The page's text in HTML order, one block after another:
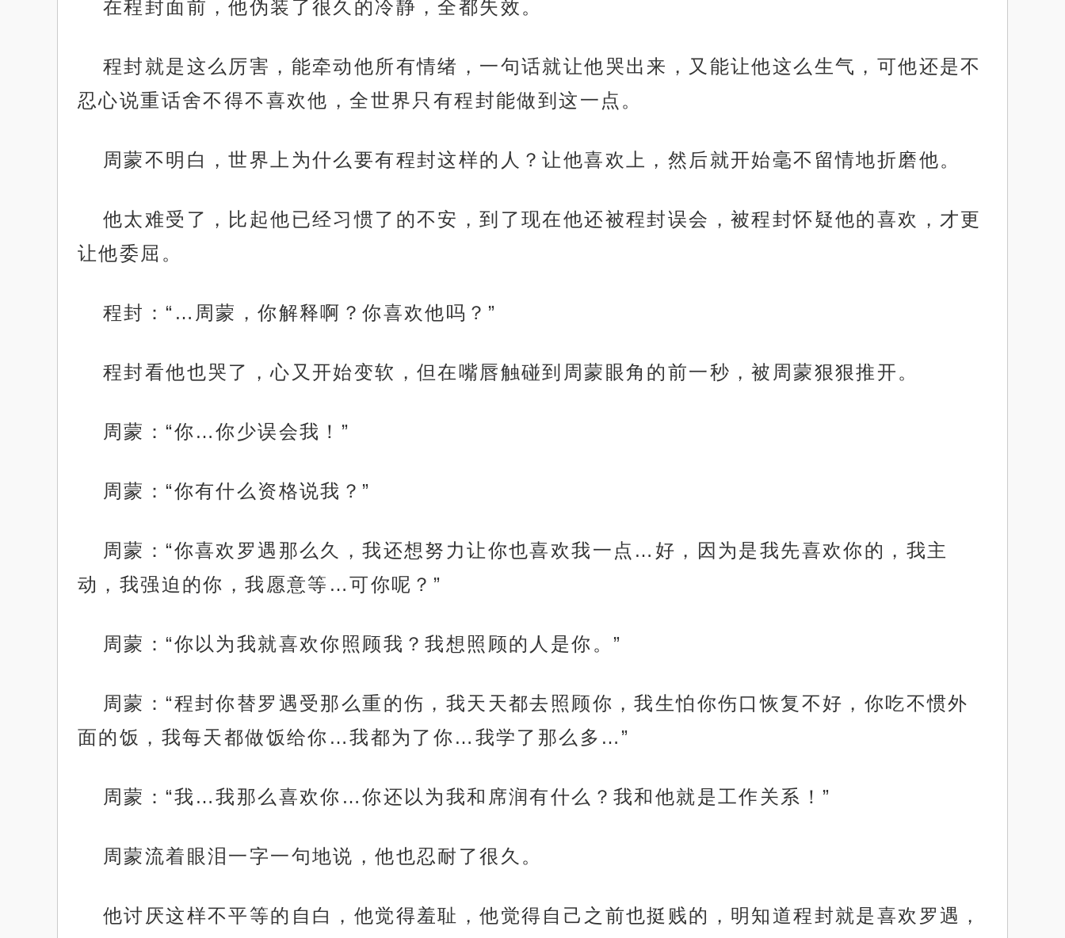
在程封面前，他伪装了很久的冷静，全都失效。
程封就是这么厉害，能牵动他所有情绪，一句话就让他哭出来，又能让他这么生气，可他还是不
忍心说重话舍不得不喜欢他，全世界只有程封能做到这一点。
周蒙不明白，世界上为什么要有程封这样的人？让他喜欢上，然后就开始毫不留情地折磨他。
他太难受了，比起他已经习惯了的不安，到了现在他还被程封误会，被程封怀疑他的喜欢，才更
让他委屈。
程封：“…周蒙，你解释啊？你喜欢他吗？”
程封看他也哭了，心又开始变软，但在嘴唇触碰到周蒙眼角的前一秒，被周蒙狠狠推开。
周蒙：“你…你少误会我！”
周蒙：“你有什么资格说我？”
周蒙：“你喜欢罗遇那么久，我还想努力让你也喜欢我一点…好，因为是我先喜欢你的，我主
动，我强迫的你，我愿意等…可你呢？”
周蒙：“你以为我就喜欢你照顾我？我想照顾的人是你。”
周蒙：“程封你替罗遇受那么重的伤，我天天都去照顾你，我生怕你伤口恢复不好，你吃不惯外
面的饭，我每天都做饭给你…我都为了你…我学了那么多…”
周蒙：“我…我那么喜欢你…你还以为我和席润有什么？我和他就是工作关系！”
周蒙流着眼泪一字一句地说，他也忍耐了很久。
他讨厌这样不平等的自白，他觉得羞耻，他觉得自己之前也挺贱的，明知道程封就是喜欢罗遇，